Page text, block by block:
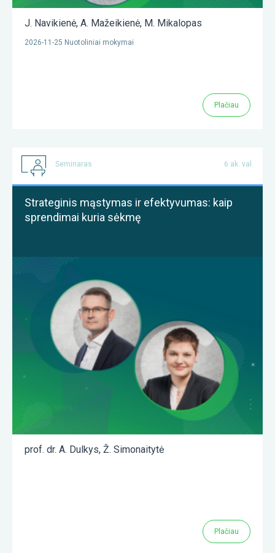
J. Navikienė, A. Mažeikienė, M. Mikalopas
2026-11-25 Nuotoliniai mokymai
Plačiau
Seminaras 6 ak. val.
Strateginis mąstymas ir efektyvumas: kaip
sprendimai kuria sėkmę
prof. dr. A. Dulkys, Ž. Simonaitytė
Plačiau